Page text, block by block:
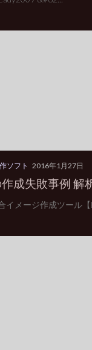
ソフト 2016年1月27日
成失敗事例 解
イメージ作成ツール【